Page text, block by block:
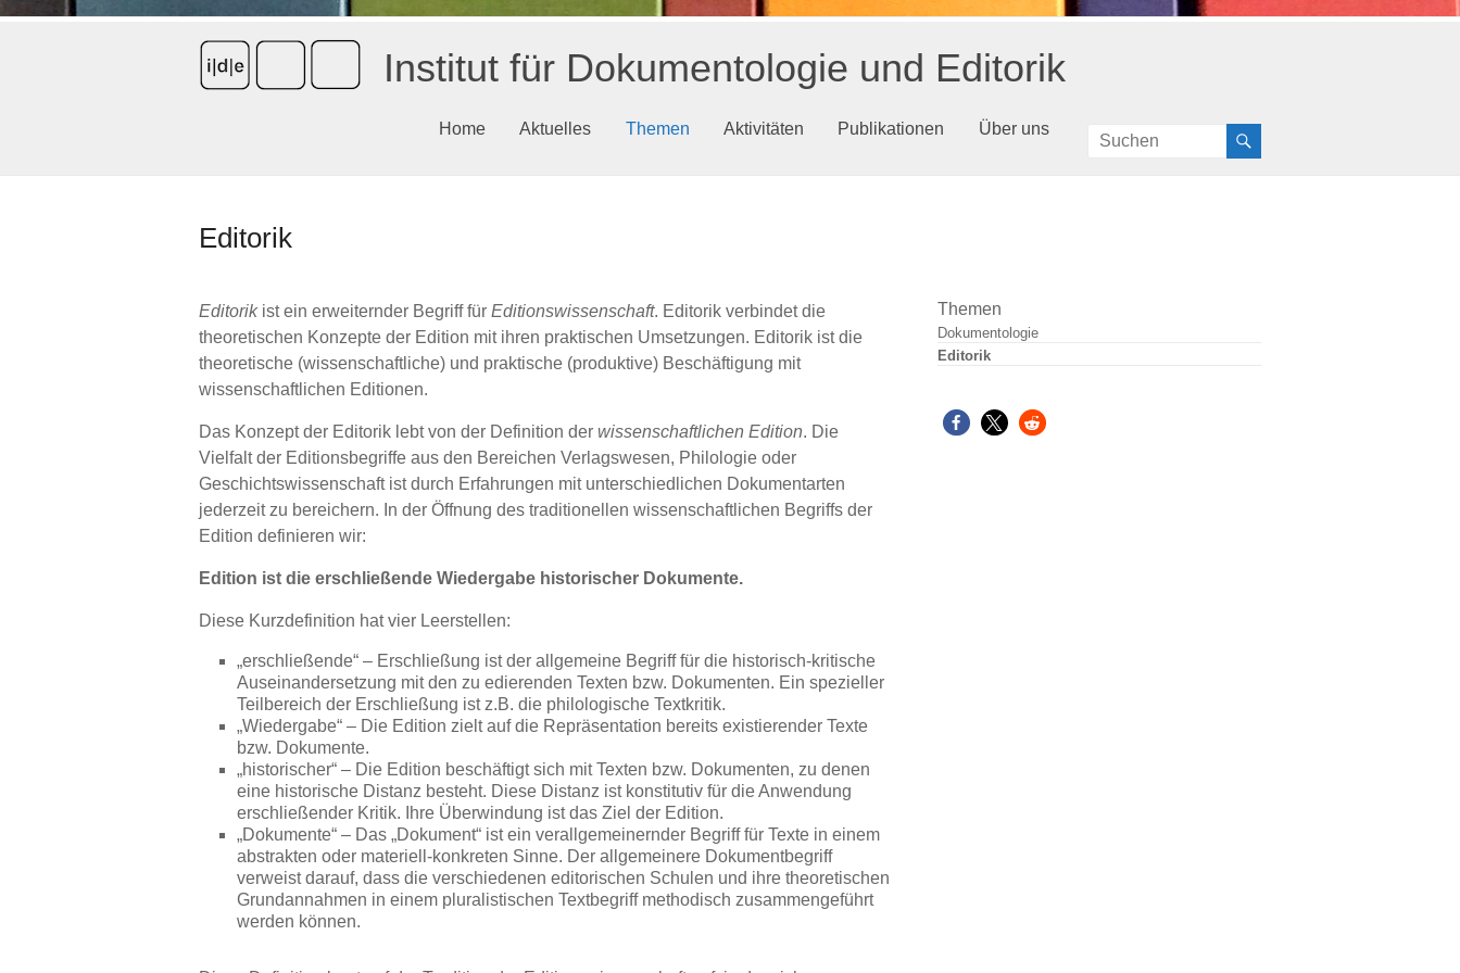
Institut für Dokumentologie und Editorik
Home Aktuelles Themen Aktivitäten Publikationen Über uns
Editorik
Editorikist ein erweiternder Begriff für Editionswissenschaft. Editorik verbindet die
theoretischen Konzepte der Edition mit ihren praktischen Umsetzungen. Editorik ist die
theoretische (wissenschaftliche) und praktische (produktive) Beschäftigung mit
wissenschaftlichen Editionen.
Das Konzept der Editorik lebt von der Definition der wissenschaftlichen Edition. Die
Vielfalt der Editionsbegriffe aus den Bereichen Verlagswesen, Philologie oder
Geschichtswissenschaft ist durch Erfahrungen mit unterschiedlichen Dokumentarten
jederzeit zu bereichern. In der Öffnung des traditionellen wissenschaftlichen Begriffs der
Edition definieren wir:
Edition ist die erschließende Wiedergabe historischer Dokumente.
Diese Kurzdefinition hat vier Leerstellen:
„erschließende“ – Erschließung ist der allgemeine Begriff für die historisch-kritische
Auseinandersetzung mit den zu edierenden Texten bzw. Dokumenten. Ein spezieller
Teilbereich der Erschließung ist z.B. die philologische Textkritik.
„Wiedergabe“ – Die Edition zielt auf die Repräsentation bereits existierender Texte
bzw. Dokumente.
„historischer“ – Die Edition beschäftigt sich mit Texten bzw. Dokumenten, zu denen
eine historische Distanz besteht. Diese Distanz ist konstitutiv für die Anwendung
erschließender Kritik. Ihre Überwindung ist das Ziel der Edition.
„Dokumente“ – Das „Dokument“ ist ein verallgemeinernder Begriff für Texte in einem
abstrakten oder materiell-konkreten Sinne. Der allgemeinere Dokumentbegriff
verweist darauf, dass die verschiedenen editorischen Schulen und ihre theoretischen
Grundannahmen in einem pluralistischen Textbegriff methodisch zusammengeführt
werden können.
Themen
Dokumentologie
Editorik